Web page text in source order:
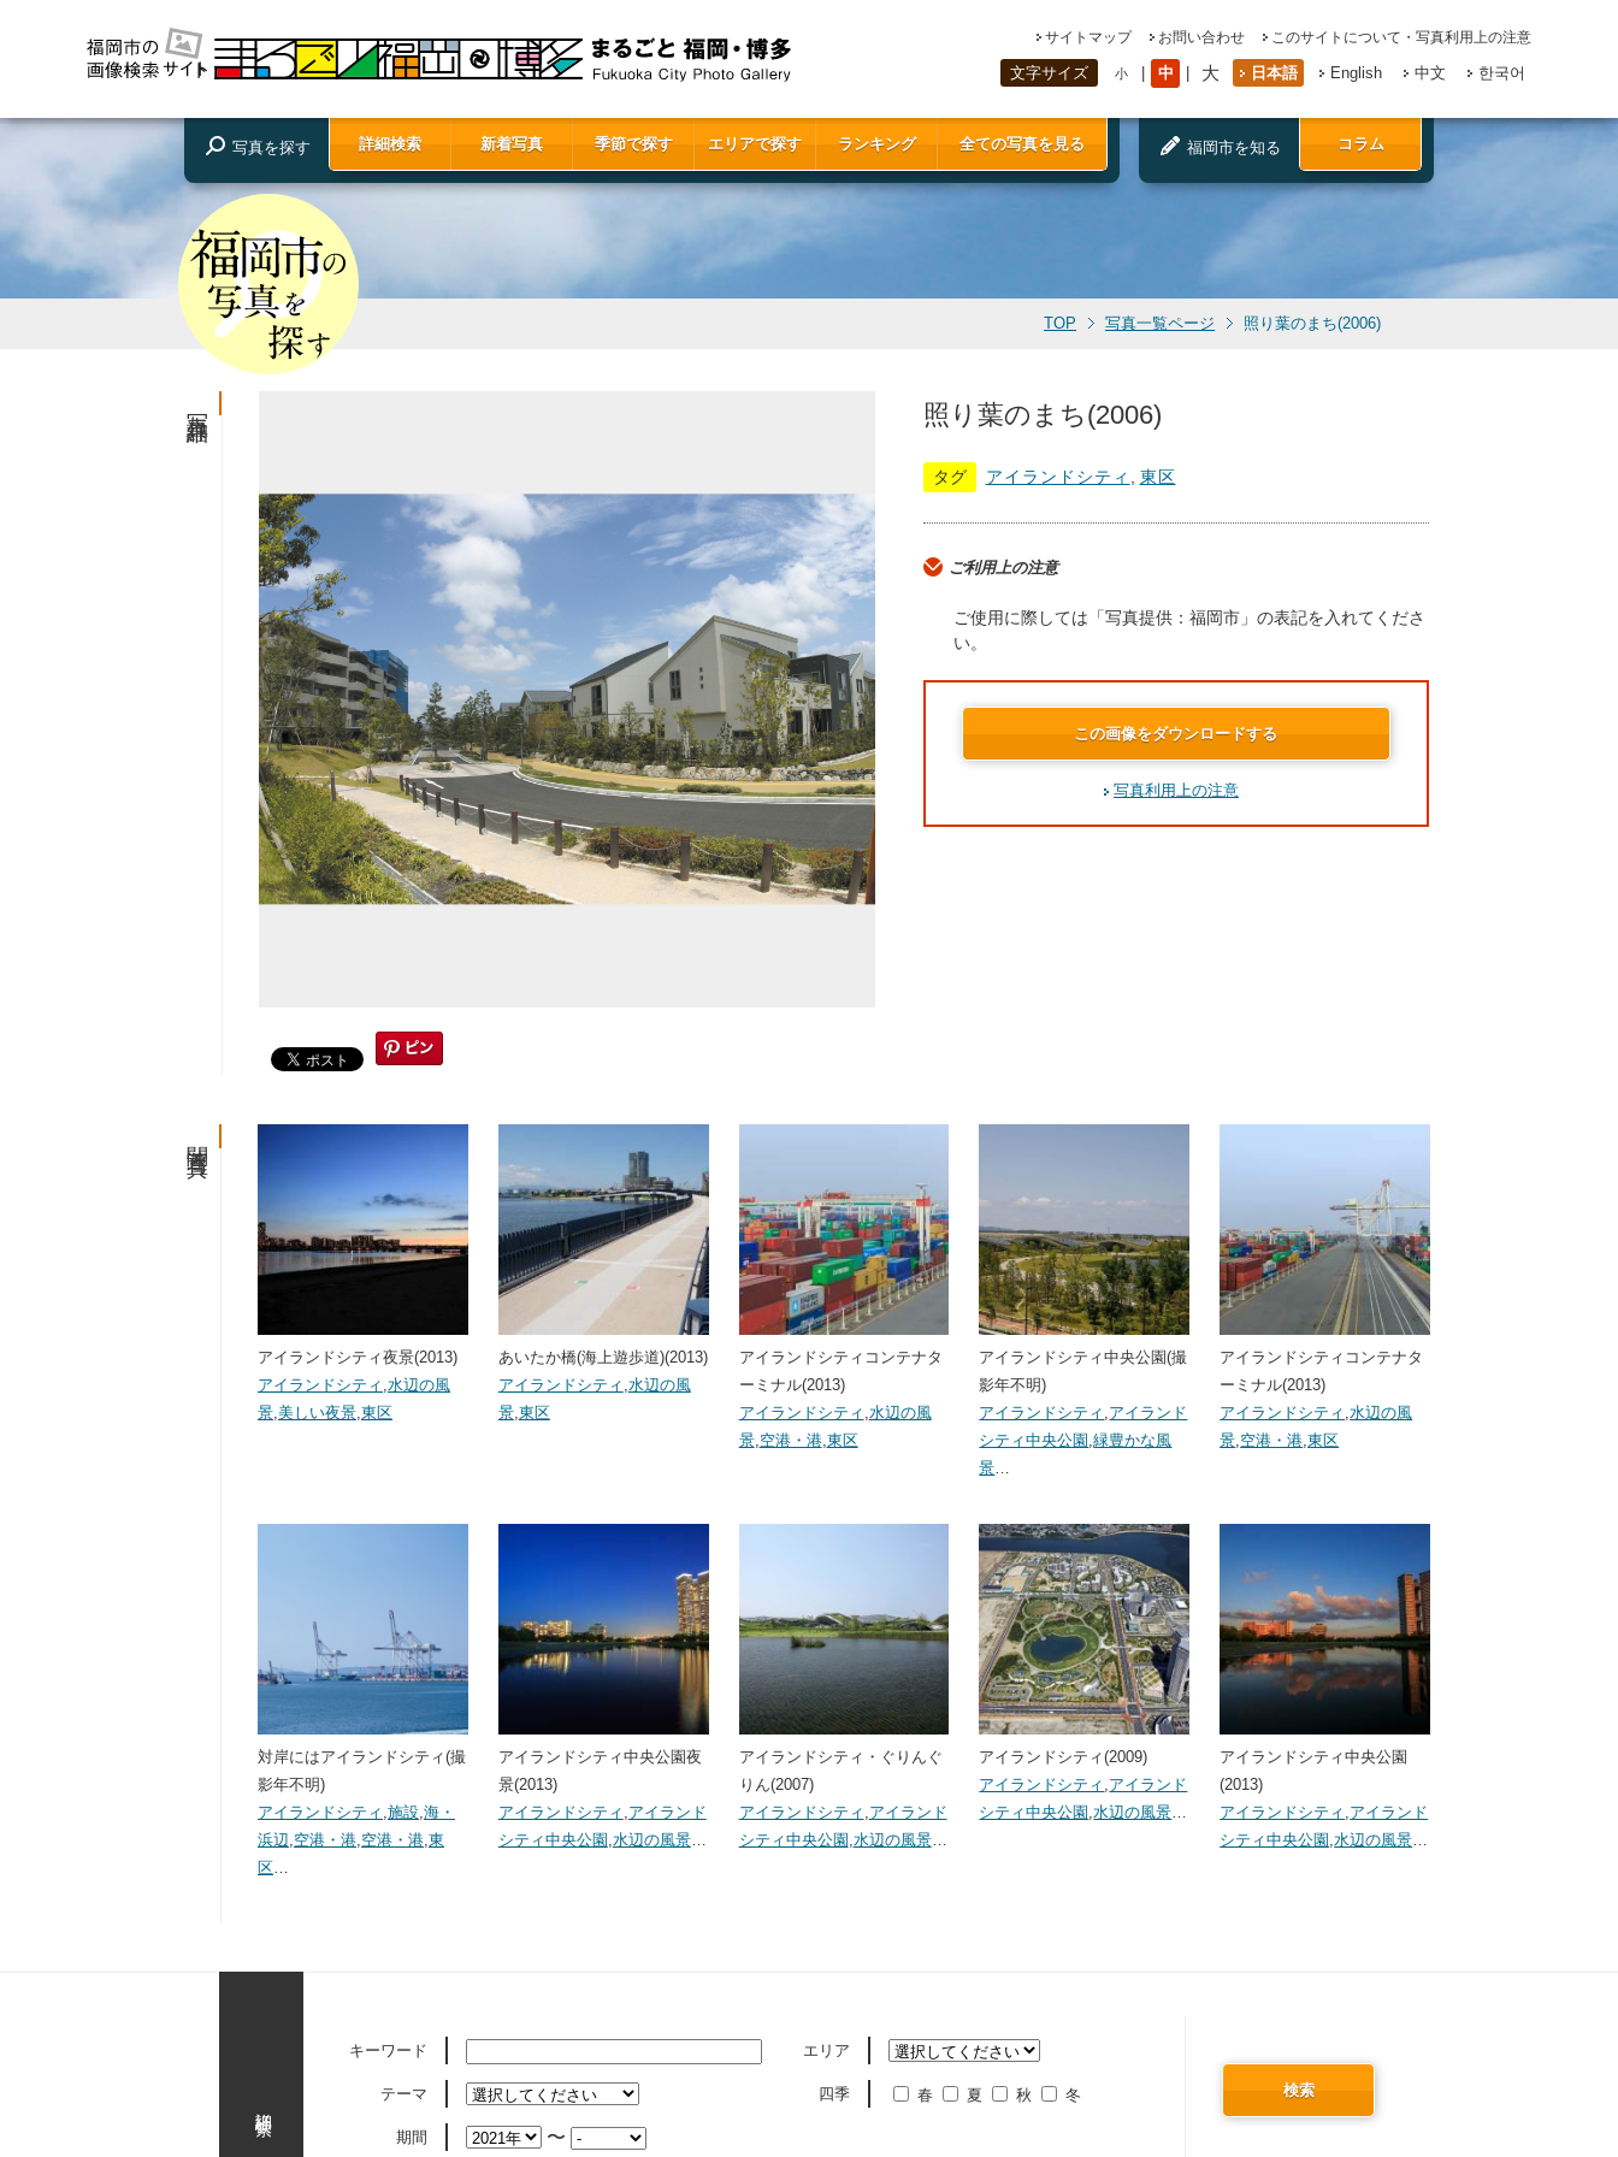
サイトマップ お問い合わせ このサイトについて・写真利用上の注意
文字サイズ 小 中 大 日本語 English 中文 한국어
写真を探す 詳細検索 新着写真 季節で探す エリアで探す ランキング 全ての写真を見る 福岡市を知る コラム
TOP 写真一覧ページ 照り葉のまち(2006)
照り葉のまち(2006)
タグ アイランドシティ 東区
ご利用上の注意
ご使用に際しては「写真提供：福岡市」の表記を入れてくださ
い。
この画像をダウンロードする
写真利用上の注意
アイランドシティ夜景(2013)
アイランドシティ 水辺の風
景 美しい夜景 東区
あいたか橋(海上遊歩道)(2013)
アイランドシティ 水辺の風
景, 東区
アイランドシティコンテナタ
ーミナル(2013)
アイランドシティ 水辺の風
景, 空港・港, 東区
アイランドシティ中央公園(撮
影年不明)
アイランドシティ アイランド
シティ中央公園 ,緑豊かな風
景
アイランドシティコンテナタ
ーミナル(2013)
アイランドシティ ,水辺の風
景 空港・港 ,東区
対岸にはアイランドシティ(撮
影年不明)
アイランドシティ 施設 海・
浜辺 空港・港 空港・港 東
区
アイランドシティ中央公園夜
景(2013)
アイランドシティ アイランド
シティ中央公園 水辺の風景…
アイランドシティ・ぐりんぐ
りん(2007)
アイランドシティ アイランド
シティ中央公園 水辺の風景…
アイランドシティ(2009)
アイランドシティ アイランド
シティ中央公園 ,水辺の風景
アイランドシティ中央公園
(2013)
アイランドシティ アイランド
シティ中央公園 ,水辺の風景
キーワード エリア
テーマ 四季 春 夏 秋 冬
期間 〜
検索